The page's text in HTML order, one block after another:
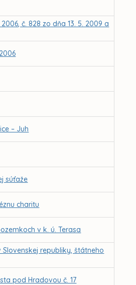
č. 828 zo dňa 13. 5. 2009 a
– Juh
súťaže
charitu
v k. ú. Terasa
republiky, štátneho
pod Hradovou č. 17